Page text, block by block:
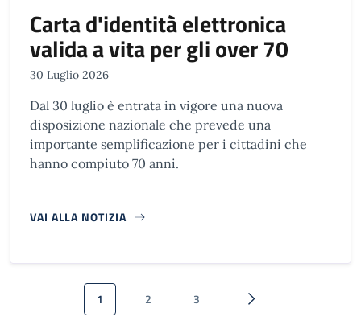
Carta d'identità elettronica
valida a vita per gli over 70
30 Luglio 2026
Dal 30 luglio è entrata in vigore una nuova
disposizione nazionale che prevede una
importante semplificazione per i cittadini che
hanno compiuto 70 anni.
VAI ALLA NOTIZIA
Paginazione
Pagina attuale
1 Pagina
2 Pagina
3 Pagina successiva